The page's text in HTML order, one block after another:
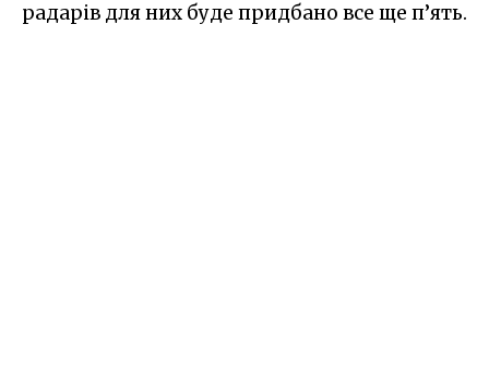
радарів для них буде придбано все ще п’ять.